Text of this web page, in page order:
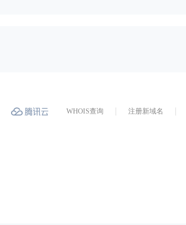
WHOIS查询 注册新域名